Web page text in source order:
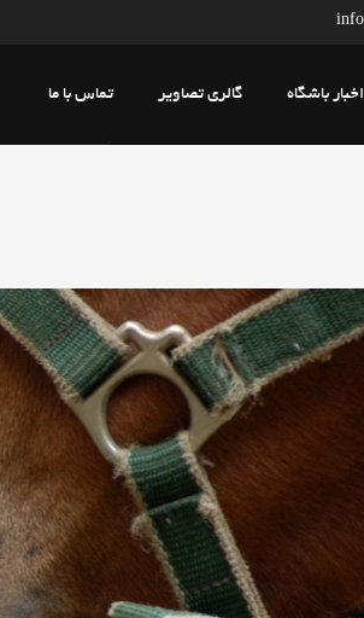
اخبار باشگاه گالری تصاویر تماس با ما